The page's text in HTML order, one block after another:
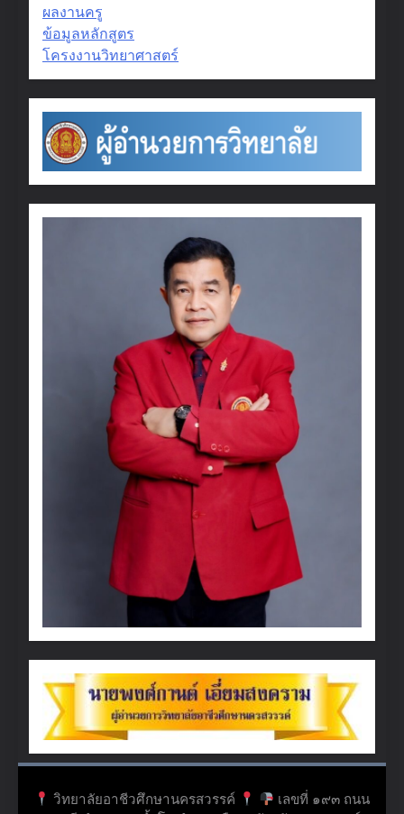
ผลงานครู
ข้อมูลหลักสูตร
โครงงานวิทยาศาสตร์
วิทยาลัยอาชีวศึกษานครสวรรค์
เลขที่ ๑๙๓ ถนน